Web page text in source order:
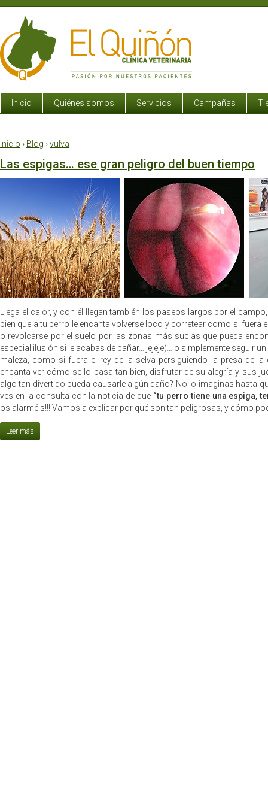
Inicio Quiénes somos Servicios Campañas
Inicio › Blog ›vulva
Las espigas… ese gran peligro del buen tiempo
Llega el calor, y con él llegan también los paseos largos por el
bien que a tu perro le encanta volverse loco y corretear como si fuera
o revolcarse por el suelo por las zonas más sucias que pueda
especial ilusión si le acabas de bañar… jejeje)… o simplemente seguir
maleza, como si fuera el rey de la selva persiguiendo la presa de la
encanta ver cómo se lo pasa tan bien, disfrutar de su alegría y sus
algo tan divertido pueda causarle algún daño? No lo imaginas hasta
ves en la consulta con la noticia de que “tu perro tiene una espiga,
os alarméis!!! Vamos a explicar por qué son tan peligrosas, y cómo